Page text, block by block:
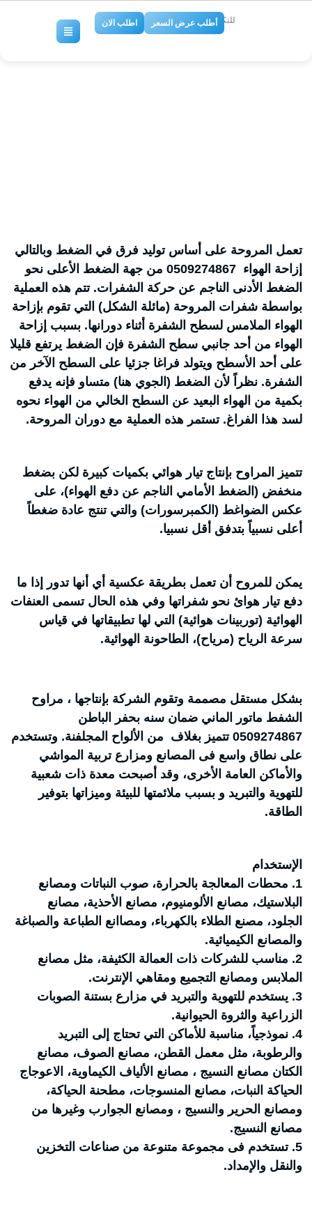
للتكييف والتبريد
أطلب عرض السعر اطلب الان
تعمل المروحة على أساس توليد فرق في الضغط وبالتالي
إزاحة الهواء 0509274867 من جهة الضغط الأعلى نحو
الضغط الأدنى الناجم عن حركة الشفرات. تتم هذه العملية
بواسطة شفرات المروحة (مائلة الشكل) التي تقوم بإزاحة
الهواء الملامس لسطح الشفرة أثناء دورانها. بسبب إزاحة
الهواء من أحد جانبي سطح الشفرة فإن الضغط يرتفع قليلا
على أحد الأسطح ويتولد فراغا جزئيا على السطح الآخر من
الشفرة. نظراً لأن الضغط (الجوي هنا) متساو فإنه يدفع
بكمية من الهواء البعيد عن السطح الخالي من الهواء نحوه
لسد هذا الفراغ. تستمر هذه العملية مع دوران المروحة.
تتميز المراوح بإنتاج تيار هوائي بكميات كبيرة لكن بضغط
منخفض (الضغط الأمامي الناجم عن دفع الهواء)، على
عكس الضواغط (الكمبرسورات) والتي تنتج عادة ضغطاً
أعلى نسبياً بتدفق أقل نسبيا.
يمكن للمروح أن تعمل بطريقة عكسية أي أنها تدور إذا ما
دفع تيار هوائ نحو شفراتها وفي هذه الحال تسمى العنفات
الهوائية (توربينات هوائية) التي لها تطبيقاتها في قياس
سرعة الرياح (مرياح)، الطاحونة الهوائية.
بشكل مستقل مصممة وتقوم الشركة بإنتاجها ، مراوح
الشفط ماتور الماني ضمان سنه بحفر الباطن
0509274867 تتميز بغلاف من الألواح المجلفنة. وتستخدم
على نطاق واسع فى المصانع ومزارع تربية المواشي
والأماكن العامة الأخرى، وقد أصبحت معدة ذات شعبية
للتهوية والتبريد و بسبب ملائمتها للبيئة وميزاتها بتوفير
الطاقة.
الإستخدام
1. محطات المعالجة بالحرارة، صوب النباتات ومصانع
البلاستيك، مصانع الألومنيوم، مصانع الأحذية، مصانع
الجلود، مصنع الطلاء بالكهرباء، ومصاانع الطباعة والصباغة
والمصانع الكيميائية.
2. مناسب للشركات ذات العمالة الكثيفة، مثل مصانع
الملابس ومصانع التجميع ومقاهي الإنترنت.
3. يستخدم للتهوية والتبريد في مزارع بستنة الصوبات
الزراعية والثروة الحيوانية.
4. نموذجياً، مناسبة للأماكن التي تحتاج إلى التبريد
والرطوبة، مثل معمل القطن، مصانع الصوف، مصانع
الكتان مصانع النسيج ، مصانع الألياف الكيماوية، اﻻعوجاج
الحياكة النبات، مصانع المنسوجات، مطحنة الحياكة،
ومصانع الحرير والنسيج ، ومصانع الجوارب وغيرها من
مصانع النسيج.
5. تستخدم فى مجموعة متنوعة من صناعات التخزين
والنقل والإمداد.